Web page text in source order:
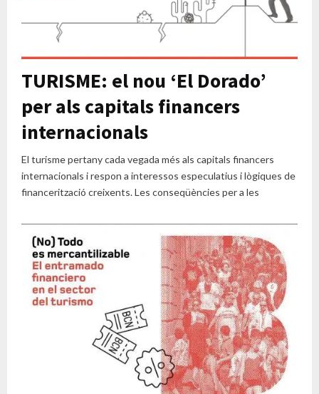
TURISME: el nou ‘El Dorado’
per als capitals financers
internacionals
El turisme pertany cada vegada més als capitals financers
internacionals i respon a interessos especulatius i lògiques de
financerització creixents. Les conseqüències per a les